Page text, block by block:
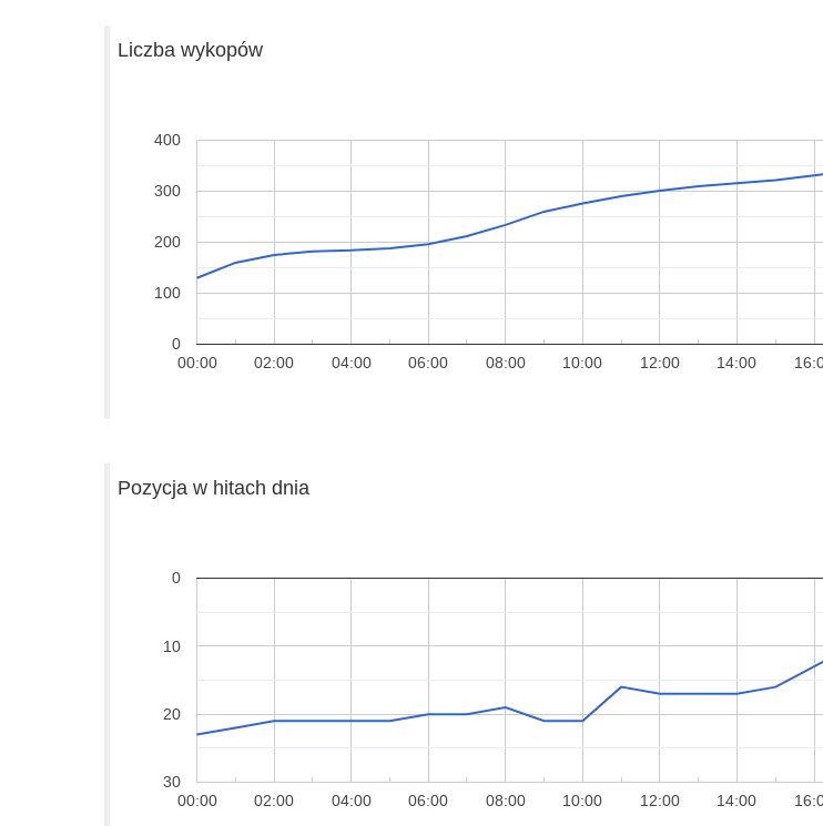
Liczba wykopów
00:00 02:00 04:00 06:00 08:00 10:00 12:00 14:00
0
100
200
300
400
Pozycja w hitach dnia
00:00 02:00 04:00 06:00 08:00 10:00 12:00 14:00
0
10
20
30